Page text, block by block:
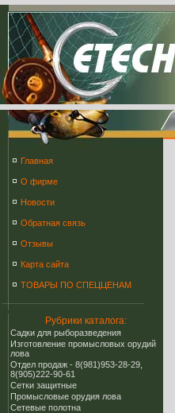
Главная
О фирме
Новости
Обратная связь
Отзывы
Карта сайта
ТОВАРЫ ПО СПЕЦЦЕНАМ
Рубрики каталога:
Cадки для рыборазведения
Изготовление промысловых орудий
лова
Отдел продаж - 8(981)953-28-29,
8(905)222-90-61
Сетки защитные
Промысловые орудия лова
Сетевые полотна